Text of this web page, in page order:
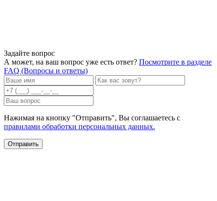
Задайте вопрос
А может, на ваш вопрос уже есть ответ? Посмотрите в разделе
FAQ (Вопросы и ответы)
Нажимая на кнопку "Отправить", Вы соглашаетесь с
правилами обработки персональных данных.